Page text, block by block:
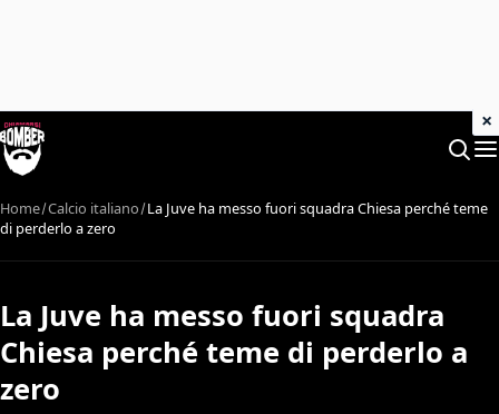
Home Calcio italiano La Juve ha messo fuori squadra Chiesa perché teme
di perderlo a zero
La Juve ha messo fuori squadra
Chiesa perché teme di perderlo a
zero
×